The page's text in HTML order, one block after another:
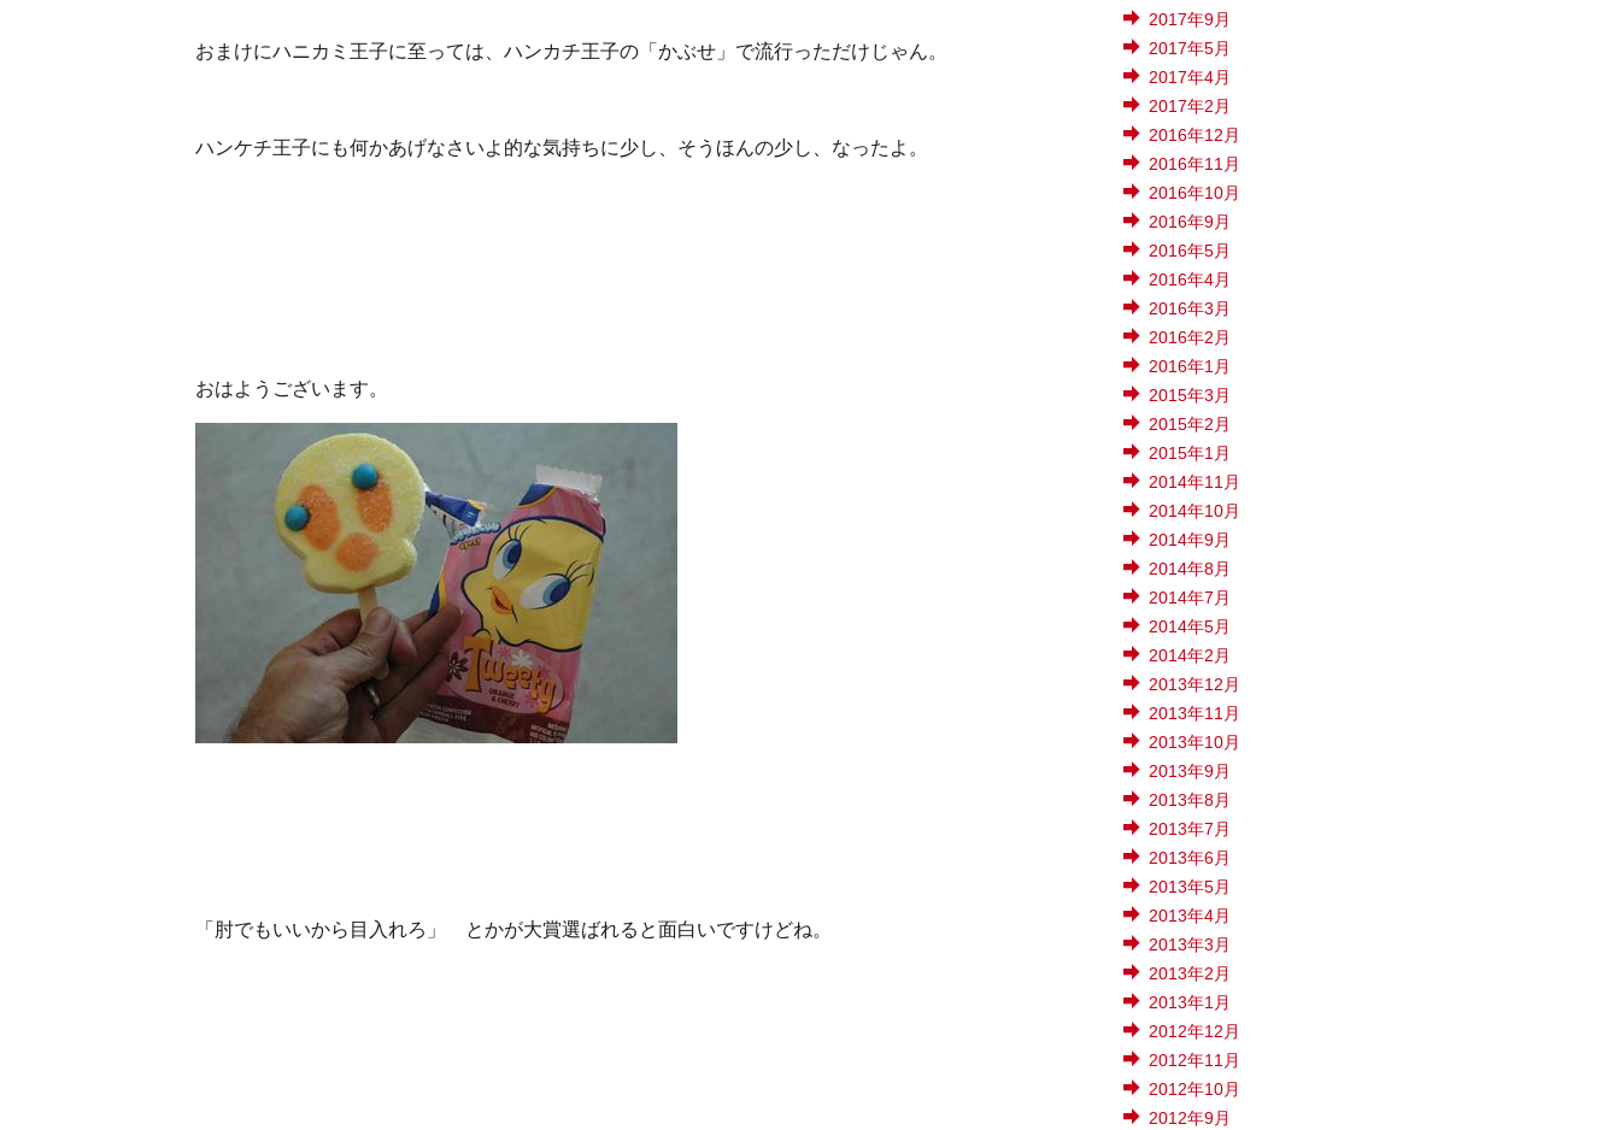
おまけにハニカミ王子に至っては、ハンカチ王子の「かぶせ」で流行っただけじゃん。
ハンケチ王子にも何かあげなさいよ的な気持ちに少し、そうほんの少し、なったよ。
おはようございます。
「肘でもいいから目入れろ」 とかが大賞選ばれると面白いですけどね。
2017年9月
2017年5月
2017年4月
2017年2月
2016年12月
2016年11月
2016年10月
2016年9月
2016年5月
2016年4月
2016年3月
2016年2月
2016年1月
2015年3月
2015年2月
2015年1月
2014年11月
2014年10月
2014年9月
2014年8月
2014年7月
2014年5月
2014年2月
2013年12月
2013年11月
2013年10月
2013年9月
2013年8月
2013年7月
2013年6月
2013年5月
2013年4月
2013年3月
2013年2月
2013年1月
2012年12月
2012年11月
2012年10月
2012年9月